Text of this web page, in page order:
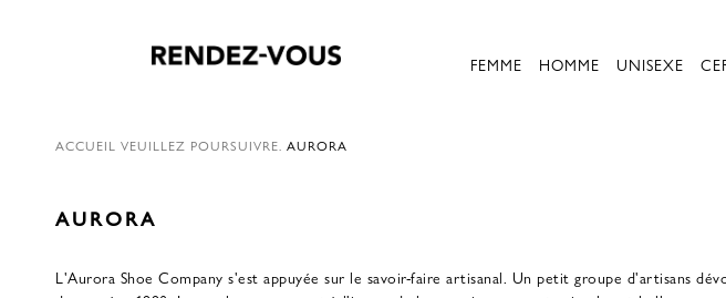
FEMME HOMME UNISEXE
ACCUEIL VEUILLEZ POURSUIVRE. AURORA
AURORA
L'Aurora Shoe Company s'est appuyée sur le savoir-faire artisanal. Un petit groupe d'artisans